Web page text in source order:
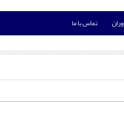
تماس با ما